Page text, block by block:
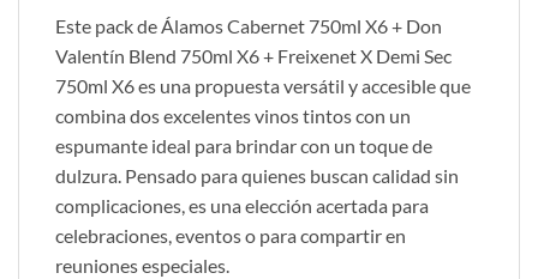
Este pack de Álamos Cabernet 750ml X6 + Don
Valentín Blend 750ml X6 + Freixenet X Demi Sec
750ml X6 es una propuesta versátil y accesible que
combina dos excelentes vinos tintos con un
espumante ideal para brindar con un toque de
dulzura. Pensado para quienes buscan calidad sin
complicaciones, es una elección acertada para
celebraciones, eventos o para compartir en
reuniones especiales.